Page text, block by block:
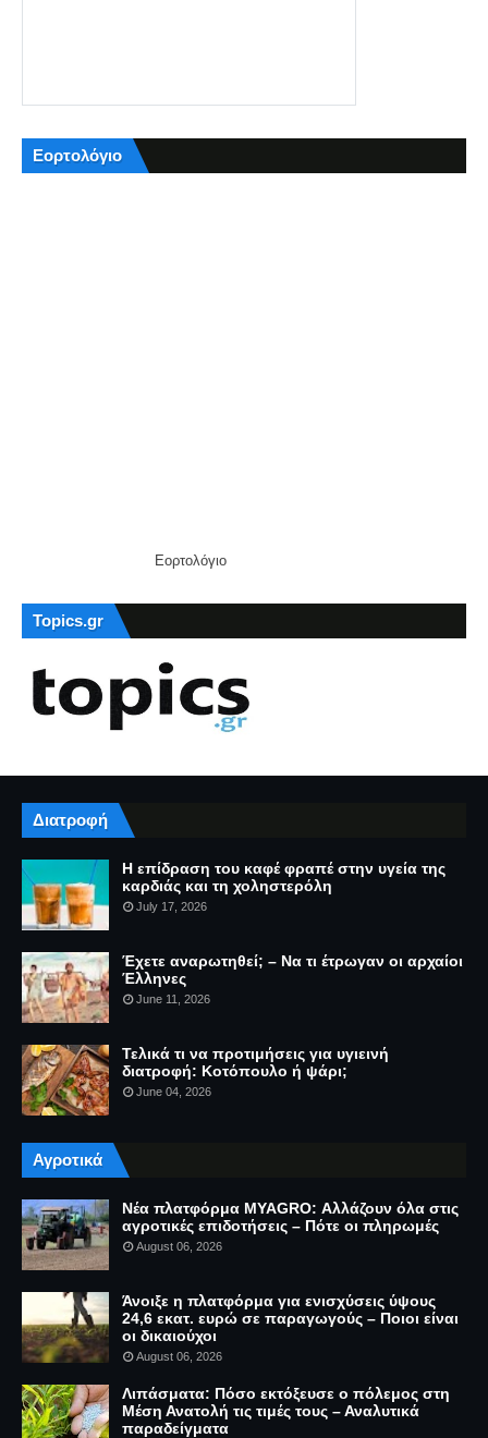
Εορτολόγιο
Εορτολόγιο
Topics.gr
Διατροφή
Η επίδραση του καφέ φραπέ στην υγεία της
καρδιάς και τη χοληστερόλη
July 17, 2026
Έχετε αναρωτηθεί; – Να τι έτρωγαν οι αρχαίοι
Έλληνες
June 11, 2026
Τελικά τι να προτιμήσεις για υγιεινή
διατροφή: Κοτόπουλο ή ψάρι;
June 04, 2026
Αγροτικά
Νέα πλατφόρμα MYAGRO: Αλλάζουν όλα στις
αγροτικές επιδοτήσεις – Πότε οι πληρωμές
August 06, 2026
Άνοιξε η πλατφόρμα για ενισχύσεις ύψους
24,6 εκατ. ευρώ σε παραγωγούς – Ποιοι είναι
οι δικαιούχοι
August 06, 2026
Λιπάσματα: Πόσο εκτόξευσε ο πόλεμος στη
Μέση Ανατολή τις τιμές τους – Αναλυτικά
παραδείγματα